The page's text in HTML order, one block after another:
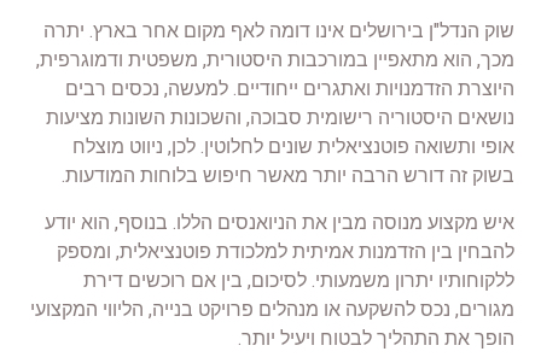
שוק הנדל"ן בירושלים אינו דומה לאף מקום אחר בארץ. יתרה
מכך, הוא מתאפיין במורכבות היסטורית, משפטית ודמוגרפית,
היוצרת הזדמנויות ואתגרים ייחודיים. למעשה, נכסים רבים
נושאים היסטוריה רישומית סבוכה, והשכונות השונות מציעות
אופי ותשואה פוטנציאלית שונים לחלוטין. לכן, ניווט מוצלח
בשוק זה דורש הרבה יותר מאשר חיפוש בלוחות המודעות.
איש מקצוע מנוסה מבין את הניואנסים הללו. בנוסף, הוא יודע
להבחין בין הזדמנות אמיתית למלכודת פוטנציאלית, ומספק
ללקוחותיו יתרון משמעותי. לסיכום, בין אם רוכשים דירת
מגורים, נכס להשקעה או מנהלים פרויקט בנייה, הליווי המקצועי
הופך את התהליך לבטוח ויעיל יותר.